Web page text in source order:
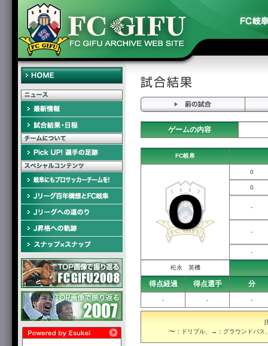
ゲームの内容
FC岐阜
0
0
-
-
-
松永 英機
得点経過 得点選手 分
- - -
[
〜：ドリブル、→：グラウンドパス